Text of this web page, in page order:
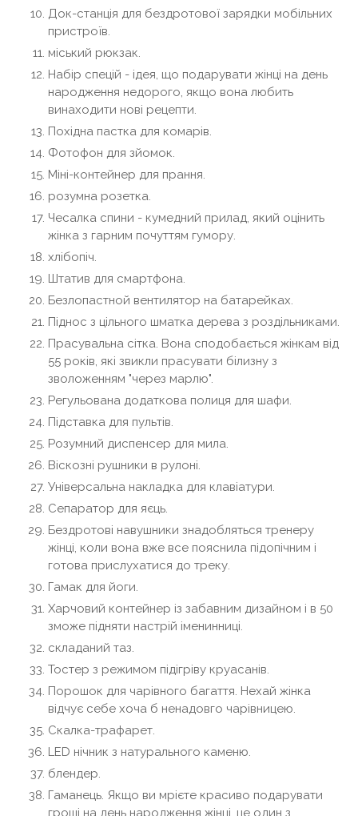
Док-станція для бездротової зарядки мобільних
пристроїв.
міський рюкзак.
Набір спецій - ідея, що подарувати жінці на день
народження недорого, якщо вона любить
винаходити нові рецепти.
Похідна пастка для комарів.
Фотофон для зйомок.
Міні-контейнер для прання.
розумна розетка.
Чесалка спини - кумедний прилад, який оцінить
жінка з гарним почуттям гумору.
хлібопіч.
Штатив для смартфона.
Безлопастной вентилятор на батарейках.
Піднос з цільного шматка дерева з роздільниками.
Прасувальна сітка. Вона сподобається жінкам від
55 років, які звикли прасувати білизну з
зволоженням "через марлю".
Регульована додаткова полиця для шафи.
Підставка для пультів.
Розумний диспенсер для мила.
Віскозні рушники в рулоні.
Універсальна накладка для клавіатури.
Сепаратор для яєць.
Бездротові навушники знадобляться тренеру
жінці, коли вона вже все пояснила підопічним і
готова прислухатися до треку.
Гамак для йоги.
Харчовий контейнер із забавним дизайном і в 50
зможе підняти настрій іменинниці.
складаний таз.
Тостер з режимом підігріву круасанів.
Порошок для чарівного багаття. Нехай жінка
відчує себе хоча б ненадовго чарівницею.
Скалка-трафарет.
LED нічник з натурального каменю.
блендер.
Гаманець. Якщо ви мрієте красиво подарувати
гроші на день народження жінці, це один з